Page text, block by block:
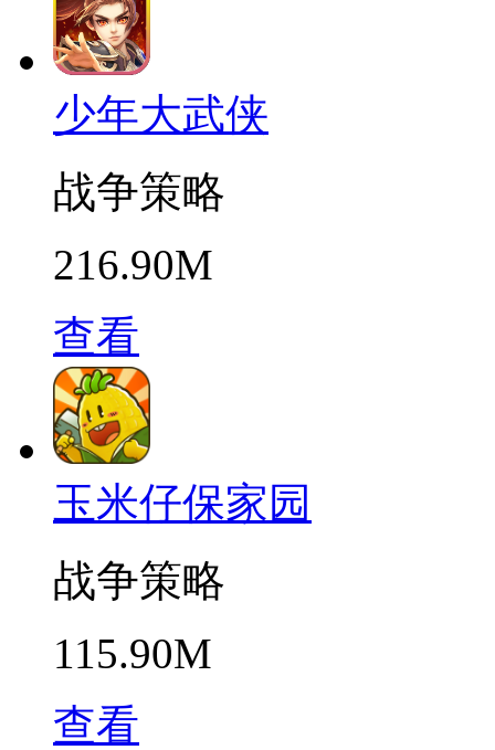
少年大武侠
战争策略
216.90M
查看
玉米仔保家园
战争策略
115.90M
查看